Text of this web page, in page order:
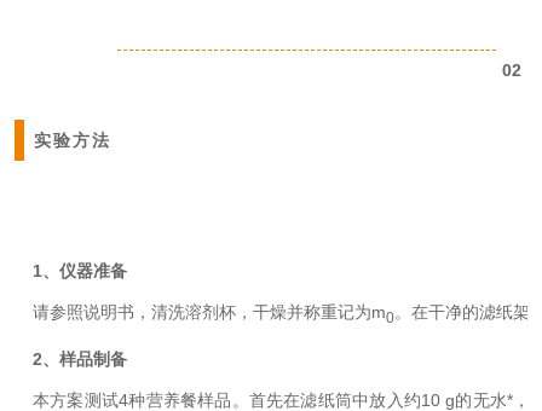
实验方法
02
1、仪器准备
请参照说明书，清洗溶剂杯，干燥并称重记为m0。在干净的滤纸架
2、样品制备
本方案测试4种营养餐样品。首先在滤纸筒中放入约10 g的无水*